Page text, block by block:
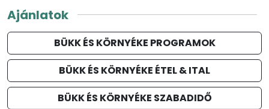
Ajánlatok
BÜKK ÉS KÖRNYÉKE PROGRAMOK
BÜKK ÉS KÖRNYÉKE ÉTEL & ITAL
BÜKK ÉS KÖRNYÉKE SZABADIDŐ